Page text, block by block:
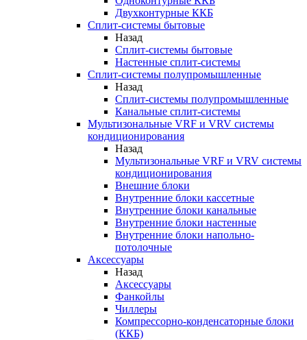
Двухконтурные ККБ
Сплит-системы бытовые
Назад
Сплит-системы бытовые
Настенные сплит-системы
Сплит-системы полупромышленные
Назад
Сплит-системы полупромышленные
Канальные сплит-системы
Мультизональные VRF и VRV системы
кондиционирования
Назад
Мультизональные VRF и VRV системы
кондиционирования
Внешние блоки
Внутренние блоки кассетные
Внутренние блоки канальные
Внутренние блоки настенные
Внутренние блоки напольно-
потолочные
Аксессуары
Назад
Аксессуары
Фанкойлы
Чиллеры
Компрессорно-конденсаторные блоки
(ККБ)